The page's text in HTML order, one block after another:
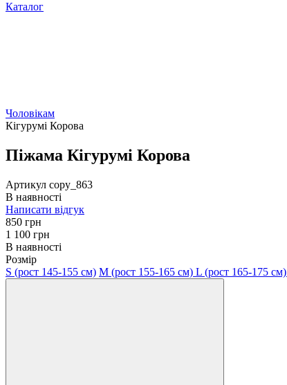
Каталог
Чоловікам
Кігурумі Корова
Піжама Кігурумі Корова
Артикул copy_863
В наявності
Написати відгук
850 грн
1 100 грн
В наявності
Розмір
S (рост 145-155 см) М (рост 155-165 см) L (рост 165-175 см)